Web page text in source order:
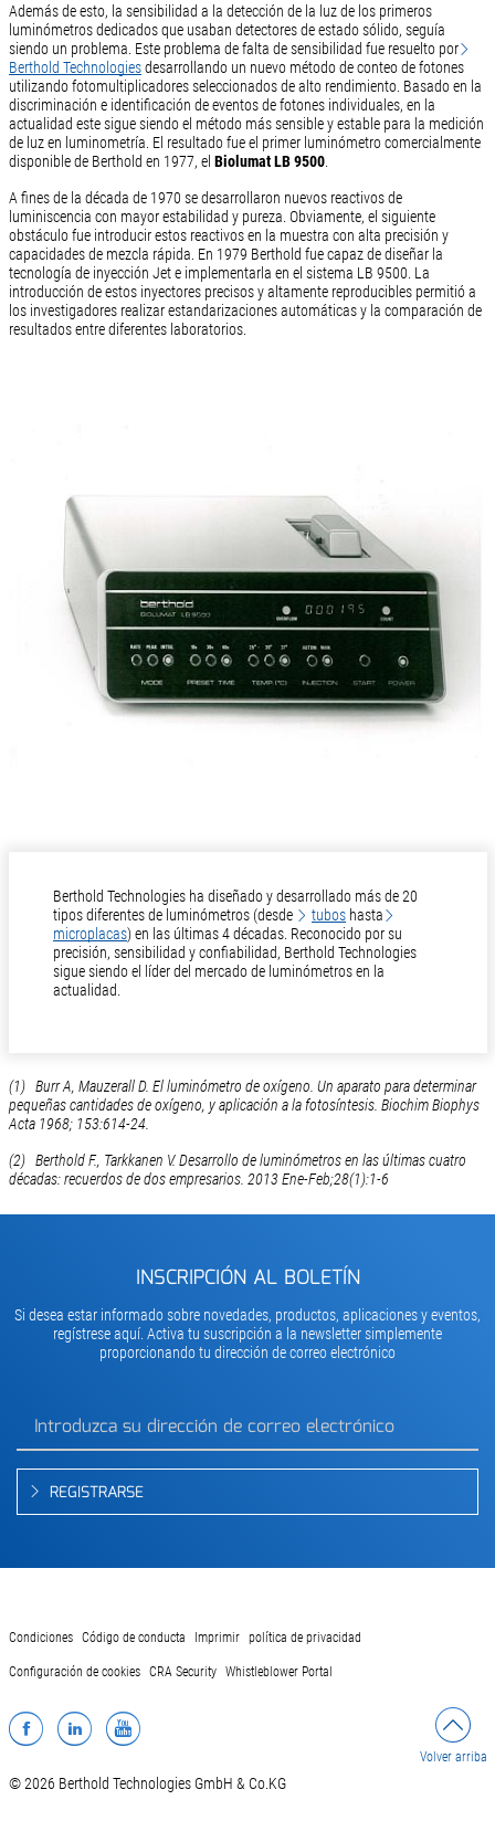
Además de esto, la sensibilidad a la detección de la luz de los primeros
luminómetros dedicados que usaban detectores de estado sólido, seguía
siendo un problema. Este problema de falta de sensibilidad fue resuelto por
Berthold Technologiesdesarrollando un nuevo método de conteo de fotones
utilizando fotomultiplicadores seleccionados de alto rendimiento. Basado en la
discriminación e identificación de eventos de fotones individuales, en la
actualidad este sigue siendo el método más sensible y estable para la medición
de luz en luminometría. El resultado fue el primer luminómetro comercialmente
disponible de Berthold en 1977, el Biolumat LB 9500.
A fines de la década de 1970 se desarrollaron nuevos reactivos de
luminiscencia con mayor estabilidad y pureza. Obviamente, el siguiente
obstáculo fue introducir estos reactivos en la muestra con alta precisión y
capacidades de mezcla rápida. En 1979 Berthold fue capaz de diseñar la
tecnología de inyección Jet e implementarla en el sistema LB 9500. La
introducción de estos inyectores precisos y altamente reproducibles permitió a
los investigadores realizar estandarizaciones automáticas y la comparación de
resultados entre diferentes laboratorios.
Berthold Technologies ha diseñado y desarrollado más de 20
tipos diferentes de luminómetros (desde
tuboshasta
microplacas) en las últimas 4 décadas. Reconocido por su
precisión, sensibilidad y confiabilidad, Berthold Technologies
sigue siendo el líder del mercado de luminómetros en la
actualidad.
(1) Burr A, Mauzerall D. El luminómetro de oxígeno. Un aparato para determinar
pequeñas cantidades de oxígeno, y aplicación a la fotosíntesis. Biochim Biophys
Acta 1968; 153:614-24.
(2) Berthold F., Tarkkanen V. Desarrollo de luminómetros en las últimas cuatro
décadas: recuerdos de dos empresarios. 2013 Ene-Feb;28(1):1-6
INSCRIPCIÓN AL BOLETÍN
Si desea estar informado sobre novedades, productos, aplicaciones y eventos,
regístrese aquí. Activa tu suscripción a la newsletter simplemente
proporcionando tu dirección de correo electrónico
REGISTRARSE
Condiciones Código de conducta Imprimir política de privacidad
Configuración de cookies CRA Security Whistleblower Portal
Facebook
LinkedInYouTube
Volver arriba
© 2026 Berthold Technologies GmbH & Co.KG